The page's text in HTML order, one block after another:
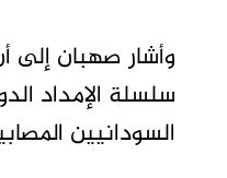
وأشار صهبان إلى
سلسلة الإمداد
السودانيين